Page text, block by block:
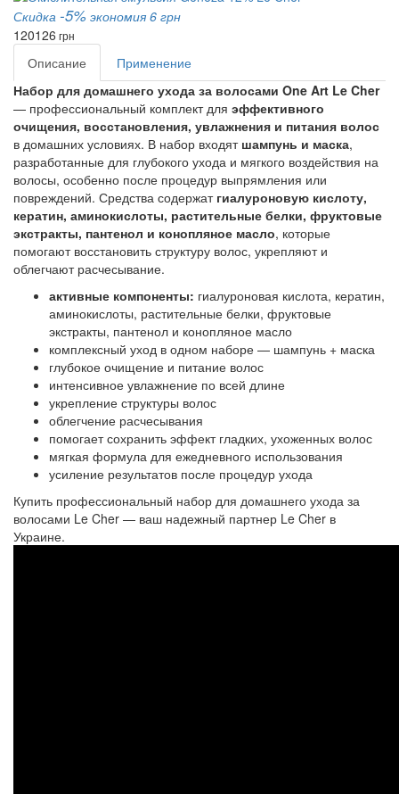
Скидка -5% экономия 6 грн
120126 грн
Описание
Применение
Набор для домашнего ухода за волосами One Art Le Cher
— профессиональный комплект для эффективного
очищения, восстановления, увлажнения и питания волос
в домашних условиях. В набор входят шампунь и маска,
разработанные для глубокого ухода и мягкого воздействия на
волосы, особенно после процедур выпрямления или
повреждений. Средства содержат гиалуроновую кислоту,
кератин, аминокислоты, растительные белки, фруктовые
экстракты, пантенол и конопляное масло, которые
помогают восстановить структуру волос, укрепляют и
облегчают расчесывание.
активные компоненты: гиалуроновая кислота, кератин,
аминокислоты, растительные белки, фруктовые
экстракты, пантенол и конопляное масло
комплексный уход в одном наборе — шампунь + маска
глубокое очищение и питание волос
интенсивное увлажнение по всей длине
укрепление структуры волос
облегчение расчесывания
помогает сохранить эффект гладких, ухоженных волос
мягкая формула для ежедневного использования
усиление результатов после процедур ухода
Купить профессиональный набор для домашнего ухода за
волосами Le Cher — ваш надежный партнер Le Cher в
Украине.